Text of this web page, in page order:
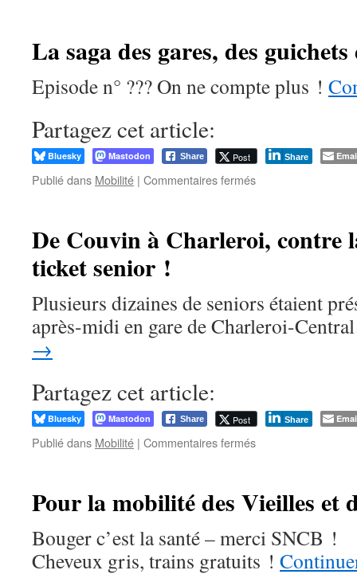
et
les
Vieux
veulent
La saga des gares, des
Episode n° ??? On ne compte plus !
Partagez cet article:
Bluesky Mastodon Share Post Share
Publié dans Mobilité | Commentaires ferméssur
gares,
des
automates
De Couvin à Charleroi, contre
ticket senior !
Plusieurs dizaines de seniors étaient
après-midi en gare de Charleroi-
→
Partagez cet article:
Bluesky Mastodon Share Post Share
Publié dans Mobilité | Commentaires ferméssur
Charleroi,
la
suppression
du
Pour la mobilité des Vieilles et
Bouger c’est la santé – merci SNCB !
Cheveux gris, trains gratuits !